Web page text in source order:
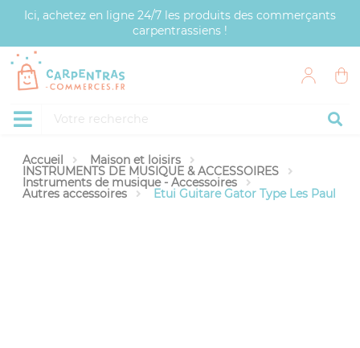
Ici, achetez en ligne 24/7 les produits des commerçants
carpentrassiens !
Accueil Maison et loisirs
INSTRUMENTS DE MUSIQUE & ACCESSOIRES
Instruments de musique - Accessoires
Autres accessoires Etui Guitare Gator Type Les Paul
Panneau de gestion des cookies